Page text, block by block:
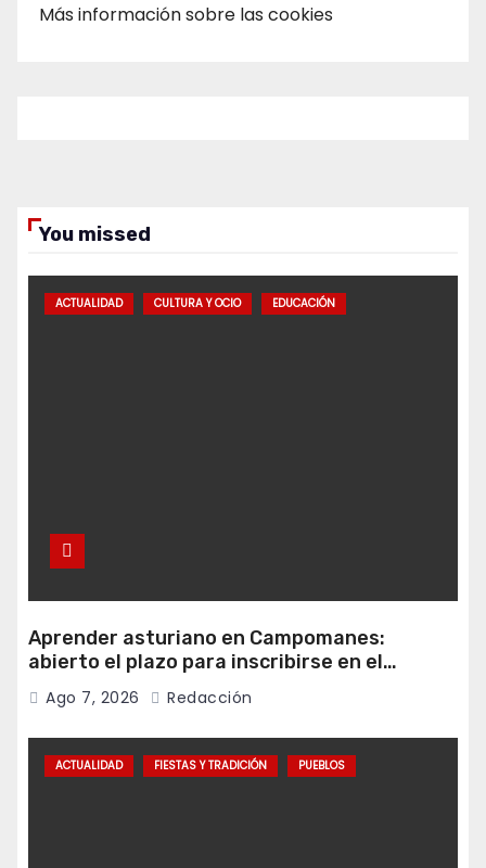
Más información sobre las cookies
You missed
ACTUALIDAD CULTURA Y OCIO EDUCACIÓN
Aprender asturiano en Campomanes:
abierto el plazo para inscribirse en el
programa Falamos
Ago 7, 2026 Redacción
ACTUALIDAD FIESTAS Y TRADICIÓN PUEBLOS